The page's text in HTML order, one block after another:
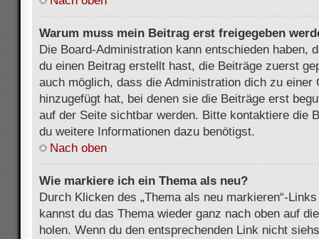
Warum muss mein Beitrag erst freigegeben
Die Board-Administration kann entschieden haben,
du einen Beitrag erstellt hast, die Beiträge zuerst
auch möglich, dass die Administration dich zu einer
hinzugefügt hat, bei denen sie die Beiträge erst
auf der Seite sichtbar werden. Bitte kontaktiere die
du weitere Informationen dazu benötigst.
Nach oben
Wie markiere ich ein Thema als neu?
Durch Klicken des „Thema als neu markieren“-
kannst du das Thema wieder ganz nach oben auf
holen. Wenn du den entsprechenden Link nicht